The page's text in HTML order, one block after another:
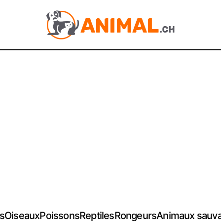
OiseauxPoissonsReptilesRongeursAnimaux